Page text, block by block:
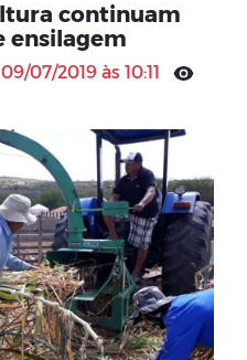
continuam
ensilagem
09/07/2019 às 10:11